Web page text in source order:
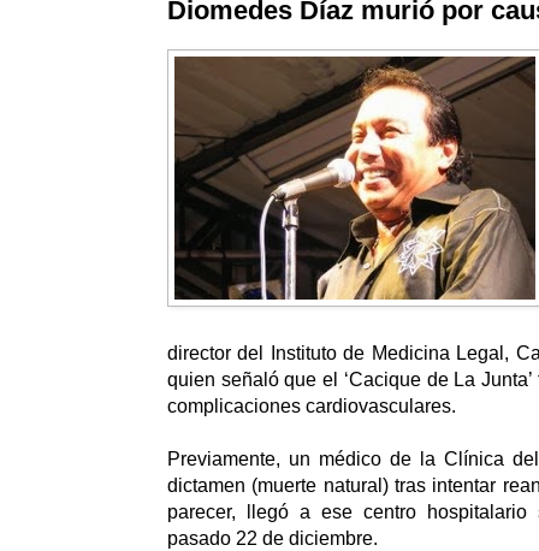
Diomedes Díaz murió por
director del Instituto de Medicina Legal,
quien señaló que el ‘Cacique de La
complicaciones cardiovasculares.
Previamente, un médico de la Clínica
dictamen (muerte natural) tras intentar
parecer, llegó a ese centro
pasado 22 de diciembre.